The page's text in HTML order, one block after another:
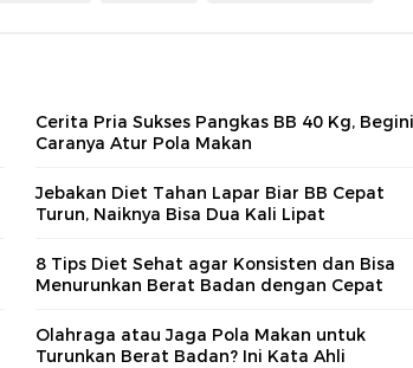
Cerita Pria Sukses Pangkas BB 40 Kg, Begini
Caranya Atur Pola Makan
Jebakan Diet Tahan Lapar Biar BB Cepat
Turun, Naiknya Bisa Dua Kali Lipat
8 Tips Diet Sehat agar Konsisten dan Bisa
Menurunkan Berat Badan dengan Cepat
Olahraga atau Jaga Pola Makan untuk
Turunkan Berat Badan? Ini Kata Ahli